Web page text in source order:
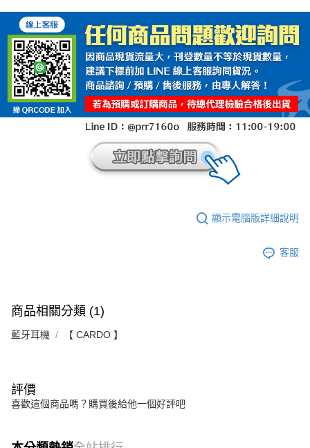
每筆NT$100，滿NT$1,000(含以上)免運費
顯示電腦版詳細說明
客服
商品相關分類 (1)
藍牙耳機 【 CARDO 】
評價
喜歡這個商品嗎？購買後給他一個好評吧